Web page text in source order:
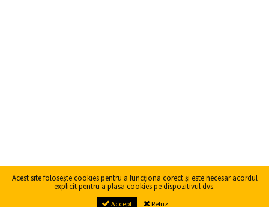
Acest site folosește cookies pentru a funcționa corect și este necesar acordul
explicit pentru a plasa cookies pe dispozitivul dvs.
Accept Refuz